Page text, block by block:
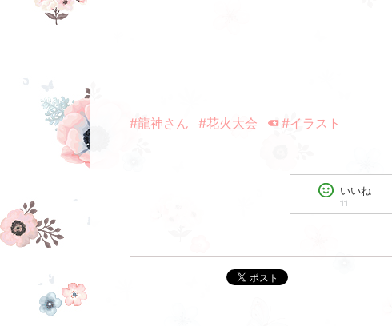
#龍神さん #花火大会 #イラスト
いいね
11
ポスト